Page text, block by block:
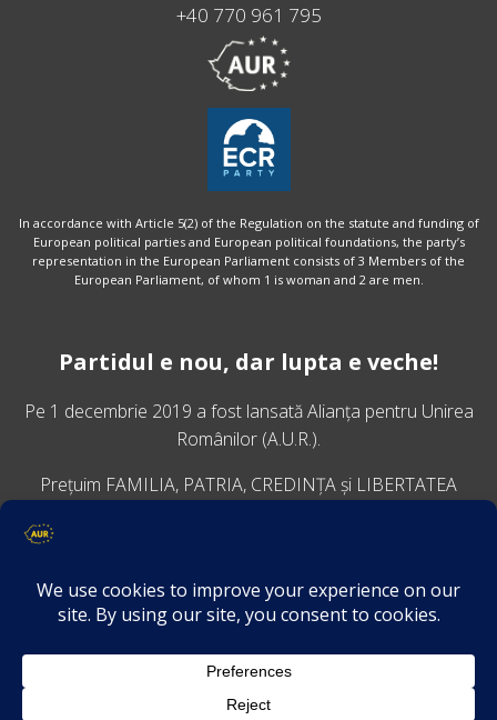
+40 770 961 795
In accordance with Article 5(2) of the Regulation on the statute and funding of
European political parties and European political foundations, the party’s
representation in the European Parliament consists of 3 Members of the
European Parliament, of whom 1 is woman and 2 are men.
Partidul e nou, dar lupta e veche!
Pe 1 decembrie 2019 a fost lansatăAlianța pentru Unirea
Românilor (A.U.R.).
Prețuim FAMILIA, PATRIA, CREDINȚA și LIBERTATEA
VINO ALĂTURI DE NOI
Descarcă aplicația Platforma AUR
Termeni și condiții de confidențialitate